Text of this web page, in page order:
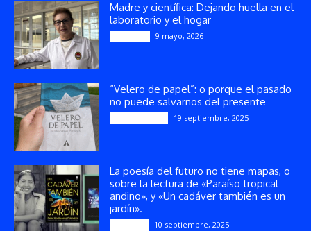
Madre y científica: Dejando huella en el
laboratorio y el hogar
9 mayo, 2026
“Velero de papel”: o porque el pasado
no puede salvarnos del presente
19 septiembre, 2025
La poesía del futuro no tiene mapas, o
sobre la lectura de «Paraíso tropical
andino», y «Un cadáver también es un
jardín».
10 septiembre, 2025